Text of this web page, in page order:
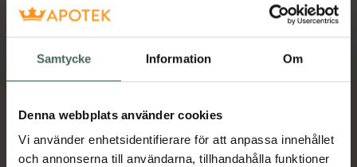
Samtycke Information Om
Denna webbplats använder cookies
Vi använder enhetsidentifierare för att anpassa innehållet
och annonserna till användarna, tillhandahålla funktioner
Köp via ditt recept
Fler produkter från Stesolid
Beskrivning Dölj